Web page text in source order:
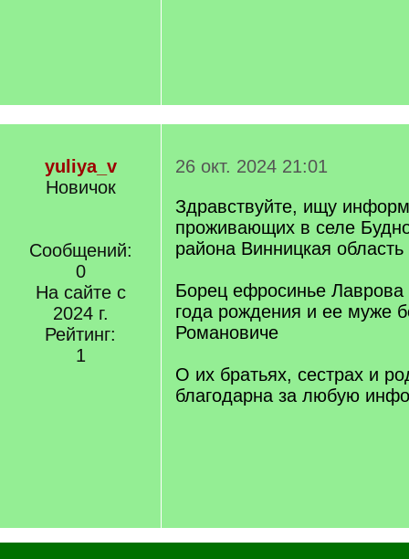
yuliya_v
Новичок
Сообщений:
0
На сайте с
2024 г.
Рейтинг:
1
26 окт. 2024 21:01
Здравствуйте, ищу
проживающих в селе
района Винницкая область
Борец ефросинье
года рождения и ее муже
Романовиче
О их братьях, сестрах и
благодарна за любую